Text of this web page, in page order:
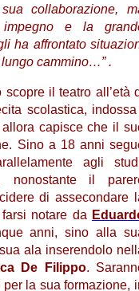
collaborazione,
e la
ha affrontato
cammino…” .
il teatro all’età
scolastica,
capisce che il
Sino a 18 anni
agli
nonostante il
di assecondare
notare da
anni, sino alla
ala inserendolo
De Filippo.
la sua formazione,